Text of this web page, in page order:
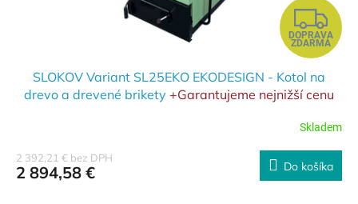
Z
A
D
A
R
M
DOPRAVA
ZDARMA
SLOKOV Variant SL25EKO EKODESIGN - Kotol na
drevo a drevené brikety +Garantujeme nejnižší cenu
Skladem
2 392,21 € bez DPH
2 894,58 € Do košíka